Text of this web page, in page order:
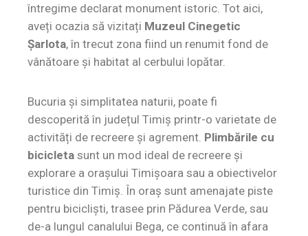
întregime declarat monument istoric. Tot aici,
aveți ocazia să vizitați Muzeul Cinegetic
Șarlota, în trecut zona fiind un renumit fond de
vânătoare și habitat al cerbului lopătar.
Bucuria și simplitatea naturii, poate fi
descoperită în județul Timiș printr-o varietate de
activități de recreere și agrement. Plimbările cu
bicicleta sunt un mod ideal de recreere și
explorare a orașului Timișoara sau a obiectivelor
turistice din Timiș. În oraș sunt amenajate piste
pentru bicicliști, trasee prin Pădurea Verde, sau
de-a lungul canalului Bega, ce continuă în afara